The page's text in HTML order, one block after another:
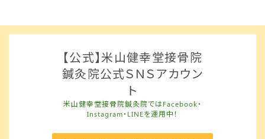
【公式】米山健幸堂接骨院
鍼灸院公式ＳＮＳアカウン
ト
米山健幸堂接骨院鍼灸院ではFacebook・
Instagram・LINEを運用中！